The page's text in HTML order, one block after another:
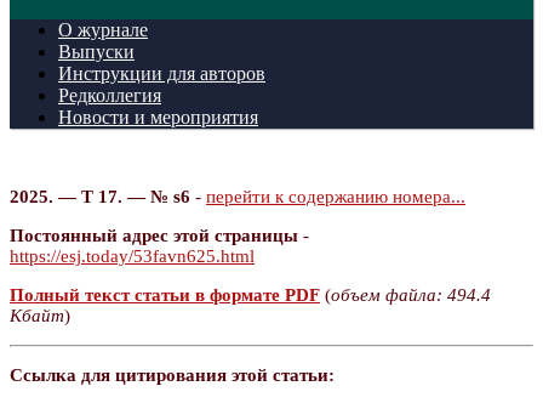
О журнале
Выпуски
Инструкции для авторов
Редколлегия
Новости и мероприятия
2025. — Т 17. — № s6 - перейти к содержанию номера...
Постоянный адрес этой страницы -
https://esj.today/53favn625.html
Полный текст статьи в формате PDF (объем файла: 494.4
Кбайт)
Ссылка для цитирования этой статьи: